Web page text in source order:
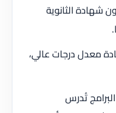
شهادة الثانوية
معدل درجات عالي،
تُدرس